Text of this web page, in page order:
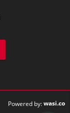
Powered by:wasi.co